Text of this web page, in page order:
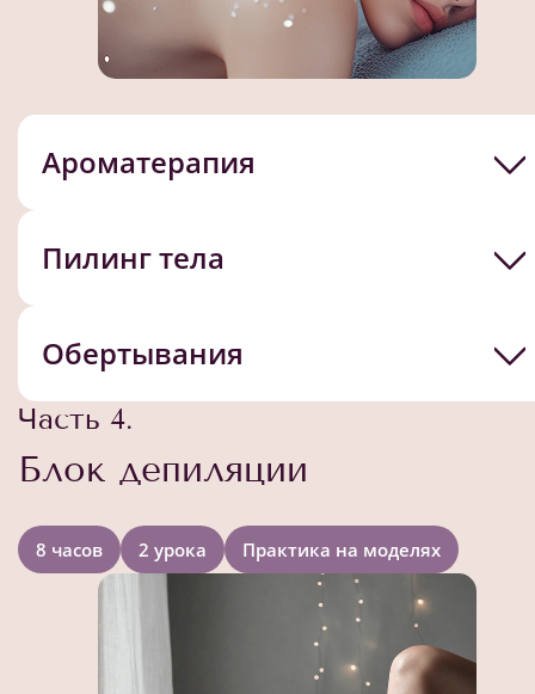
Ароматерапия
Пилинг тела
Обертывания
Часть 4.
Блок депиляции
8 часов 2 урока Практика на моделях